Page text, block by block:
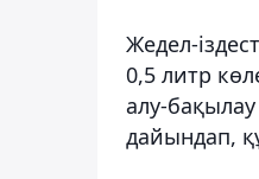
Жедел-
0,5 литр
алу-
дайындап,